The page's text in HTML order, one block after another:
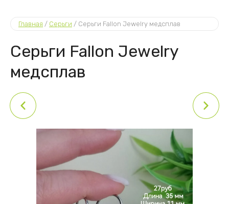
Главная / Серьги / Серьги Fallon Jewelry медсплав
Серьги Fallon Jewelry
медсплав